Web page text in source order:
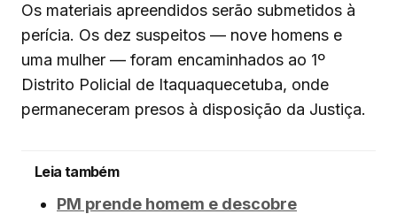
Os materiais apreendidos serão submetidos à
perícia. Os dez suspeitos — nove homens e
uma mulher — foram encaminhados ao 1º
Distrito Policial de Itaquaquecetuba, onde
permaneceram presos à disposição da Justiça.
Leia também
PM prende homem e descobre